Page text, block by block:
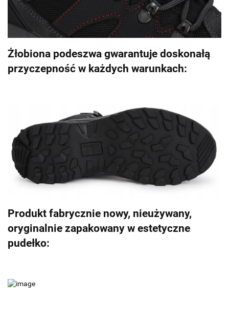
Żłobiona podeszwa gwarantuje doskonałą
przyczepność w każdych warunkach:
Produkt fabrycznie nowy, nieużywany,
oryginalnie zapakowany w estetyczne
pudełko: